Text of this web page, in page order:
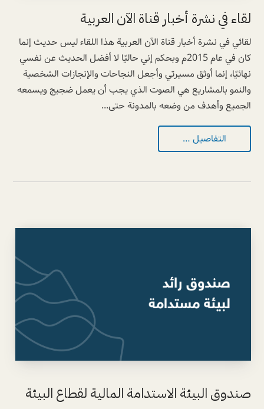
لقاء في نشرة أخبار قناة الآن العربية
لقائي في نشرة أخبار قناة الآن العربية هذا اللقاء ليس حديث إنما
كان في عام 2015م وبحكم إني حاليًا لا أفضل الحديث عن نفسي
نهائيًا، إنما أوثق مسيرتي وأجعل النجاحات والإنجازات الشخصية
والنمو بالمشاريع هي الصوت الذي يجب أن يعمل ضجيج ويسمعه
الجميع وأهدف من وضعه بالمدونة حتى...
التفاصيل …
صندوق البيئة الاستدامة المالية لقطاع البيئة